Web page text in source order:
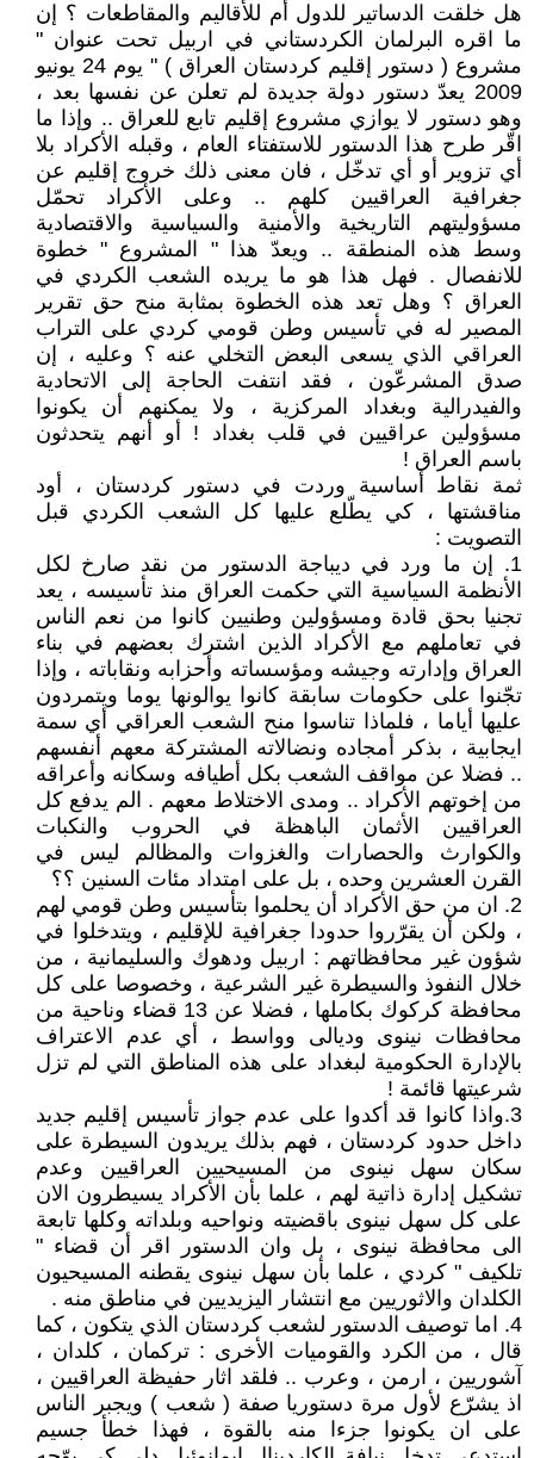
هل خلقت الدساتير للدول أم للأقاليم والمقاطعات ؟ إن
ما اقره البرلمان الكردستاني في اربيل تحت عنوان "
مشروع ( دستور إقليم كردستان العراق ) " يوم 24 يونيو
2009 يعدّ دستور دولة جديدة لم تعلن عن نفسها بعد ،
وهو دستور لا يوازي مشروع إقليم تابع للعراق .. وإذا ما
اقّر طرح هذا الدستور للاستفتاء العام ، وقبله الأكراد بلا
أي تزوير أو أي تدخّل ، فان معنى ذلك خروج إقليم عن
جغرافية العراقيين كلهم .. وعلى الأكراد تحمّل
مسؤوليتهم التاريخية والأمنية والسياسية والاقتصادية
وسط هذه المنطقة .. ويعدّ هذا " المشروع " خطوة
للانفصال . فهل هذا هو ما يريده الشعب الكردي في
العراق ؟ وهل تعد هذه الخطوة بمثابة منح حق تقرير
المصير له في تأسيس وطن قومي كردي على التراب
العراقي الذي يسعى البعض التخلي عنه ؟ وعليه ، إن
صدق المشرعّون ، فقد انتفت الحاجة إلى الاتحادية
والفيدرالية وبغداد المركزية ، ولا يمكنهم أن يكونوا
مسؤولين عراقيين في قلب بغداد ! أو أنهم يتحدثون
باسم العراق !
ثمة نقاط أساسية وردت في دستور كردستان ، أود
مناقشتها ، كي يطّلع عليها كل الشعب الكردي قبل
التصويت :
1. إن ما ورد في ديباجة الدستور من نقد صارخ لكل
الأنظمة السياسية التي حكمت العراق منذ تأسيسه ، يعد
تجنيا بحق قادة ومسؤولين وطنيين كانوا من نعم الناس
في تعاملهم مع الأكراد الذين اشترك بعضهم في بناء
العراق وإدارته وجيشه ومؤسساته وأحزابه ونقاباته ، وإذا
تجّنوا على حكومات سابقة كانوا يوالونها يوما ويتمردون
عليها أياما ، فلماذا تناسوا منح الشعب العراقي أي سمة
ايجابية ، بذكر أمجاده ونضالاته المشتركة معهم أنفسهم
.. فضلا عن مواقف الشعب بكل أطيافه وسكانه وأعراقه
من إخوتهم الأكراد .. ومدى الاختلاط معهم . الم يدفع كل
العراقيين الأثمان الباهظة في الحروب والنكبات
والكوارث والحصارات والغزوات والمظالم ليس في
القرن العشرين وحده ، بل على امتداد مئات السنين ؟؟
2. ان من حق الأكراد أن يحلموا بتأسيس وطن قومي لهم
، ولكن أن يقرّروا حدودا جغرافية للإقليم ، ويتدخلوا في
شؤون غير محافظاتهم : اربيل ودهوك والسليمانية ، من
خلال النفوذ والسيطرة غير الشرعية ، وخصوصا على كل
محافظة كركوك بكاملها ، فضلا عن 13 قضاء وناحية من
محافظات نينوى وديالى وواسط ، أي عدم الاعتراف
بالإدارة الحكومية لبغداد على هذه المناطق التي لم تزل
شرعيتها قائمة !
3.واذا كانوا قد أكدوا على عدم جواز تأسيس إقليم جديد
داخل حدود كردستان ، فهم بذلك يريدون السيطرة على
سكان سهل نينوى من المسيحيين العراقيين وعدم
تشكيل إدارة ذاتية لهم ، علما بأن الأكراد يسيطرون الان
على كل سهل نينوى باقضيته ونواحيه وبلداته وكلها تابعة
الى محافظة نينوى ، بل وان الدستور اقر أن قضاء "
تلكيف " كردي ، علما بأن سهل نينوى يقطنه المسيحيون
الكلدان والاثوريين مع انتشار اليزيديين في مناطق منه .
4. اما توصيف الدستور لشعب كردستان الذي يتكون ، كما
قال ، من الكرد والقوميات الأخرى : تركمان ، كلدان ،
آشوريين ، ارمن ، وعرب .. فلقد اثار حفيظة العراقيين ،
اذ يشرّع لأول مرة دستوريا صفة ( شعب ) ويجبر الناس
على ان يكونوا جزءا منه بالقوة ، فهذا خطأ جسيم